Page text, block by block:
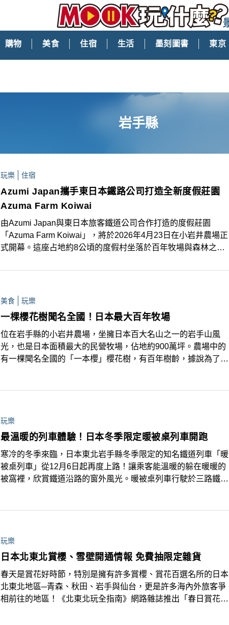
購物 美食 住宿 生活 墨刻圖書 東京
岩手縣
玩樂 住宿
Azumi Japan攜手東日本鐵路公司打造全新度假莊園
Azuma Farm Koiwai
由Azumi Japan與東日本旅客鐵道公司合作打造的度假莊園
「Azuma Farm Koiwai」，將於2026年4月23日在小岩井農場正
式開幕。這座占地約8公頃的度假村坐落於百年牧場與森林之
現靜謐而純粹的度假氛圍。品牌以森林、農業與土地共生為理
與日本東北的風土魅力。
美食 玩樂
一棵櫻花樹聞名全國！日本最大百年牧場
位在岩手縣的小岩井農場，坐擁日本百大名山之一的岩手山風
光，也是日本面積最大的民營牧場，佔地約900萬坪。農場中的
有一棵聞名全國的「一本櫻」櫻花樹，有百年樹齡，據說為了保
玩樂
最溫暖的列車體驗！日本冬季限定暖被桌列車開跑
寒冷的冬季來臨，日本東北岩手縣冬季限定的知名鐵道列車「暖
被桌列車」從12月6日起再度上路！讓乘客能溫暖的躲在暖暖的
被窩裡，欣賞鐵道沿路的窗外風光。暖被桌列車行駛於三路鐵道
現代化，沿途與新幹線相同會經過長長的隧道，而在隧道與隧道
之間，乘客可享有一片廣闊蔚藍的入江海岸風景是最大的樂趣！
玩樂
日本北東北賞櫻、雪壁開通情報 免費抽限定雜貨
春天是賞花好時節，特別是擁有許多賞櫻、賞花百選名所的日本
北東北地區─青森、秋田、岩手與仙台，更是許多海內外旅客爭
相前往的地區！《北東北玩全指南》網路雜誌推出「春日賞花小